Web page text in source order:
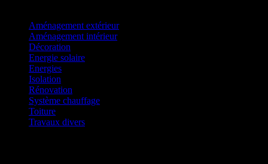
Aménagement extérieur
Aménagement intérieur
Décoration
Energie solaire
Energies
Isolation
Rénovation
Système chauffage
Toiture
Travaux divers